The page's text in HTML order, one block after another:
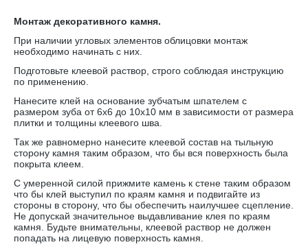
Монтаж декоративного камня.
При наличии угловых элементов облицовки монтаж
необходимо начинать с них.
Подготовьте клеевой раствор, строго соблюдая инструкцию
по применению.
Нанесите клей на основание зубчатым шпателем с
размером зуба от 6х6 до 10х10 мм в зависимости от размера
плитки и толщины клеевого шва.
Так же равномерно нанесите клеевой состав на тыльную
сторону камня таким образом, что бы вся поверхность была
покрыта клеем.
С умеренной силой прижмите камень к стене таким образом
что бы клей выступил по краям камня и подвигайте из
стороны в сторону, что бы обеспечить наилучшее сцепление.
Не допускай значительное выдавливание клея по краям
камня. Будьте внимательны, клеевой раствор не должен
попадать на лицевую поверхность камня.